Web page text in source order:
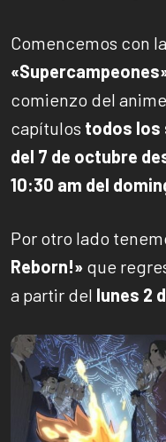
Comencemos con
comienzo del
capítulos todos los
del 7 de octubre
10:30 am del
Por otro lado
Reborn!» que
a partir del lunes 2